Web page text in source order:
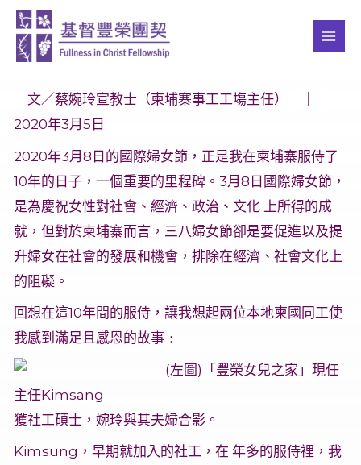
Skip
content
文／蔡婉玲宣教士（柬埔寨事工工塲主任） ｜
2020年3月5日
2020年3月8日的國際婦女節，正是我在柬埔寨服侍了
10年的日子，一個重要的里程碑。3月8日國際婦女節，
是為慶祝女性對社會、經濟、政治、文化 上所得的成
就，但對於柬埔寨而言，三八婦女節卻是要促進以及提
升婦女在社會的發展和機會，排除在經濟、社會文化上
的阻礙。
回想在這10年間的服侍，讓我想起兩位本地柬國同工使
我感到滿足且感恩的故事﹕
(左圖)「豐榮女兒之家」現任
主任Kimsang
獲社工碩士，婉玲與其夫婦合影。
Kimsung，早期就加入的社工，在 年多的服侍裡，我